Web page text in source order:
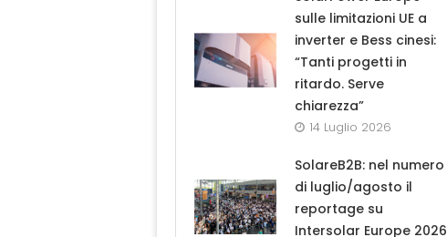
sulle limitazioni UE a
inverter e Bess cinesi:
“Tanti progetti in
ritardo. Serve
chiarezza”
14 Luglio 2026
SolareB2B: nel numero
di luglio/agosto il
reportage su
Intersolar Europe 2026